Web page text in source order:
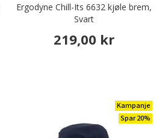
Ergodyne Chill-Its 6632 kjøle brem,
Svart
219,00 kr
Kampanje
Spar 20%